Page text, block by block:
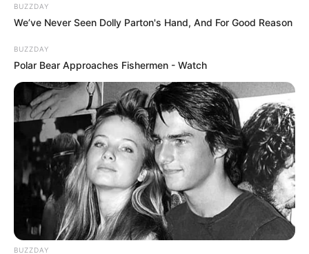
BUZZDAY
We’ve Never Seen Dolly Parton's Hand, And For Good Reason
BUZZDAY
Polar Bear Approaches Fishermen - Watch
BUZZDAY